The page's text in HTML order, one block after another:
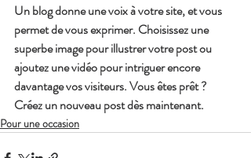
Un blog donne une voix à votre site, et vous
permet de vous exprimer. Choisissez une
superbe image pour illustrer votre post ou
ajoutez une vidéo pour intriguer encore
davantage vos visiteurs. Vous êtes prêt ?
Créez un nouveau post dès maintenant.
Pour une occasion